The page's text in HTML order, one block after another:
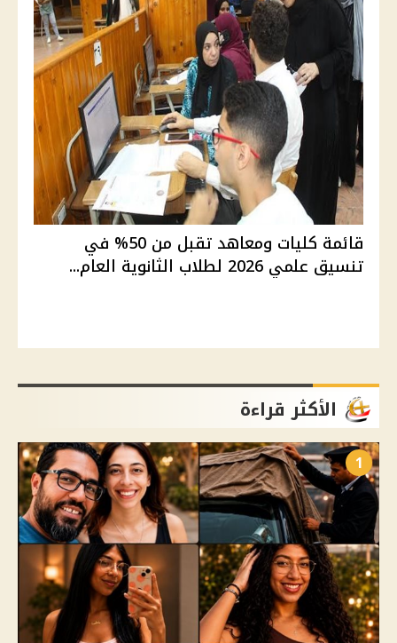
قائمة كليات ومعاهد تقبل من 50% في
تنسيق علمي 2026 لطلاب الثانوية العام...
الأكثر قراءة
1